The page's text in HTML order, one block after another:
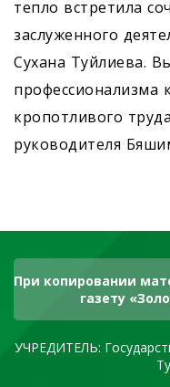
тепло встретила
заслуженного
Сухана Туйлиева.
профессионализма
кропотливого
руководителя
При копировании
газету
УЧРЕДИТЕЛЬ: